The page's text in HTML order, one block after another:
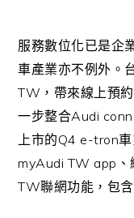
服務數位化已是企
車產業亦不例外。
TW ，帶來線上預
一步整合Audi
上市的Q4 e-tron車
myAudi TW app
TW聯網功能，包含